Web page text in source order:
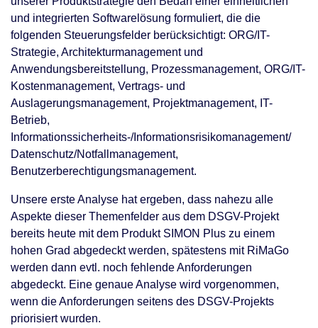
und integrierten Softwarelösung formuliert, die die
folgenden Steuerungsfelder berücksichtigt: ORG/IT-
Strategie, Architekturmanagement und
Anwendungsbereitstellung, Prozessmanagement, ORG/IT-
Kostenmanagement, Vertrags- und
Auslagerungsmanagement, Projektmanagement, IT-
Betrieb,
Informationssicherheits-/Informationsrisikomanagement/
Datenschutz/Notfallmanagement,
Benutzerberechtigungsmanagement.
Unsere erste Analyse hat ergeben, dass nahezu alle
Aspekte dieser Themenfelder aus dem DSGV-Projekt
bereits heute mit dem Produkt SIMON Plus zu einem
hohen Grad abgedeckt werden, spätestens mit RiMaGo
werden dann evtl. noch fehlende Anforderungen
abgedeckt. Eine genaue Analyse wird vorgenommen,
wenn die Anforderungen seitens des DSGV-Projekts
priorisiert wurden.